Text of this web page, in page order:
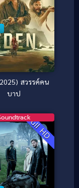
สวรรค์คน
บาป
Full HD